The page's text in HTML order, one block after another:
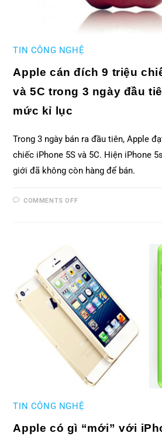
TIN CÔNG NGHỆ
Apple cán đích 9 triệu
và 5C trong 3 ngày đầu
mức kỉ lục
Trong 3 ngày bán ra đầu tiên, Apple
chiếc iPhone 5S và 5C. Hiện iPhone
giới đã không còn hàng để bán.
COMMENTS OFF
TIN CÔNG NGHỆ
Apple có gì “mới” với